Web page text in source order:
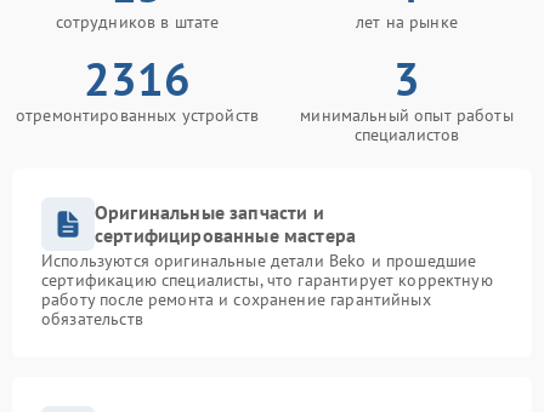
сотрудников в штате лет на рынке
2316
отремонтированных устройств
3
минимальный опыт работы
специалистов
Оригинальные запчасти и
сертифицированные мастера
Используются оригинальные детали Beko и прошедшие
сертификацию специалисты, что гарантирует корректную
работу после ремонта и сохранение гарантийных
обязательств